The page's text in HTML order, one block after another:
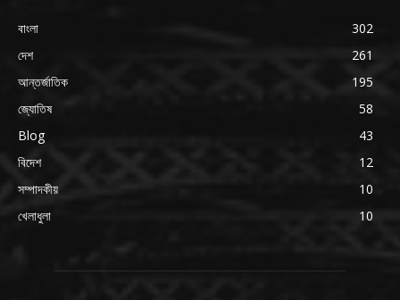
বাংলা
302
দেশ
261
আন্তর্জাতিক
195
জ্যোতিষ
58
Blog
43
বিদেশ
12
সম্পাদকীয়
10
খেলাধুলা
10